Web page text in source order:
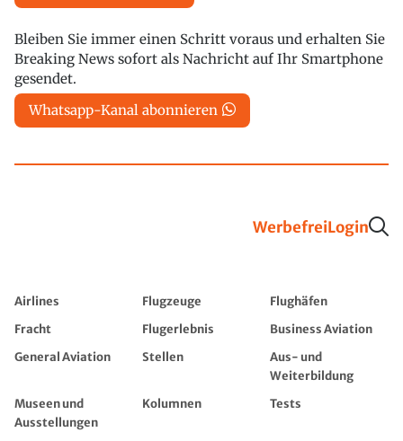
Bleiben Sie immer einen Schritt voraus und erhalten Sie
Breaking News sofort als Nachricht auf Ihr Smartphone
gesendet.
Whatsapp-Kanal abonnieren
WerbefreiLogin
Airlines Flugzeuge
Flughäfen
Fracht
Flugerlebnis
Business Aviation
General Aviation
Stellen
Aus- und
Weiterbildung
Museen und
Ausstellungen
Kolumnen Tests